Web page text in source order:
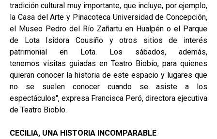
tradición cultural muy importante, que incluye, por ejemplo,
la Casa del Arte y Pinacoteca Universidad de Concepción,
el Museo Pedro del Río Zañartu en Hualpén o el Parque
de Lota Isidora Cousiño y otros sitios de interés
patrimonial en Lota. Los sábados, además,
tenemos visitas guiadas en Teatro Biobío, para quienes
quieran conocer la historia de este espacio y lugares que
no se suelen conocer cuando se asiste a los
espectáculos", expresa Francisca Peró, directora ejecutiva
de Teatro Biobío.
CECILIA, UNA HISTORIA INCOMPARABLE